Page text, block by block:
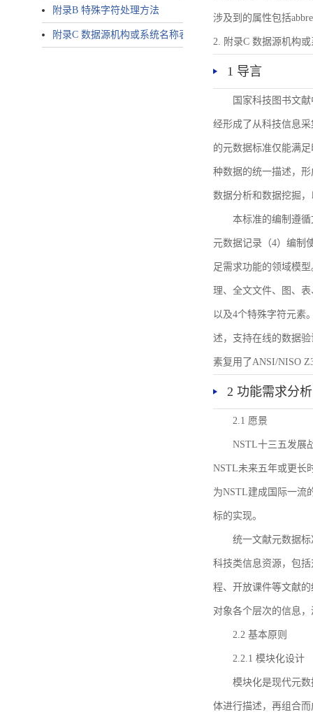
附录B 特殊字符处理方法
附录C 数据源机构或系统名称表
涉及到的属性包括
2. 附录C 数据源机构或
1 导言
国家科技图书文
经形成了从科技信息
的元数据标准仅能满
种数据的统一描述，
数据分析和数据挖掘
本标准的编制遵
元数据记录（4）编制
足需求功能的领域模
理、全文文件、图、
以及4个特殊字符元素
述，支持在线的数据
素复用了ANSI/NISO
2 功能需求分析
2.1 愿景
NSTL十三五发展
NSTL未来五年或更长
为NSTL建成国际一流
标的实现。
统一文献元数据
科技类信息资源，包
程、开放课件等文献
对象各个层次的信息
2.2 基本原则
2.2.1 模块化设计
模块化是现代元
体进行描述，再组合